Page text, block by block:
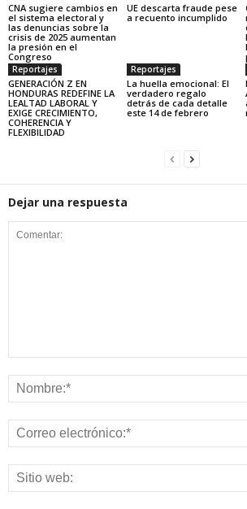
CNA sugiere cambios en
el sistema electoral y
las denuncias sobre la
crisis de 2025 aumentan
la presión en el
Congreso
UE descarta fraude pese
a recuento incumplido
Reportajes
GENERACIÓN Z EN
HONDURAS REDEFINE LA
LEALTAD LABORAL Y
EXIGE CRECIMIENTO,
COHERENCIA Y
FLEXIBILIDAD
Reportajes
La huella emocional: El
verdadero regalo
detrás de cada detalle
este 14 de febrero
Dejar una respuesta